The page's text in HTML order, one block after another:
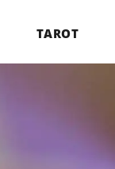
TAROT